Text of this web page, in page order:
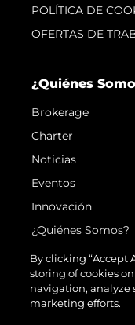
POLÍTICA DE
OFERTAS DE
¿Quiénes
Brokerage
Charter
Noticias
Eventos
Innovación
¿Quiénes Somos?
El Equipo
Estilo De Vida
Historia
By clicking “Accept
storing of cookies
navigation, analyze
marketing efforts.